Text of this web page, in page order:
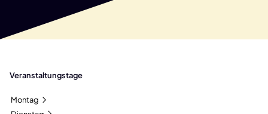
Veranstaltungstage
Montag